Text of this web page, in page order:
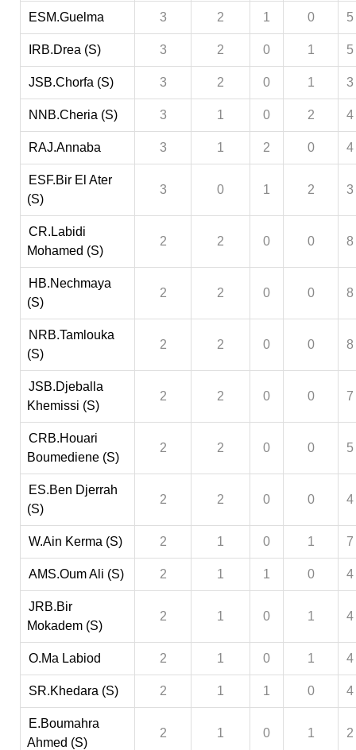
ESM.Guelma 3 2 1 0 5
IRB.Drea (S) 3 2 0 1 5
JSB.Chorfa (S) 3 2 0 1 3
NNB.Cheria (S) 3 1 0 2 4
RAJ.Annaba 3 1 2 0 4
ESF.Bir El Ater
(S)
3 0 1 2 3
CR.Labidi
Mohamed (S)
2 2 0 0 8
HB.Nechmaya
(S)
2 2 0 0 8
NRB.Tamlouka
(S)
2 2 0 0 8
JSB.Djeballa
Khemissi (S)
2 2 0 0 7
CRB.Houari
Boumediene (S)
2 2 0 0 5
ES.Ben Djerrah
(S)
2 2 0 0 4
W.Ain Kerma (S) 2 1 0 1 7
AMS.Oum Ali (S) 2 1 1 0 4
JRB.Bir
Mokadem (S)
2 1 0 1 4
O.Ma Labiod 2 1 0 1 4
SR.Khedara (S) 2 1 1 0 4
E.Boumahra
Ahmed (S)
2 1 0 1 2